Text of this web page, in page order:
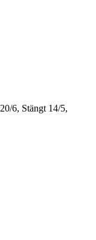
20/6, Stängt 14/5,